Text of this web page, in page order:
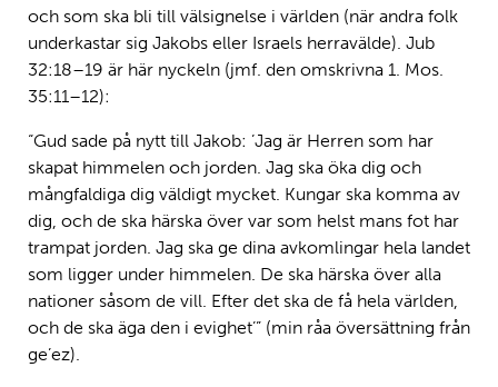
och som ska bli till välsignelse i världen (när andra folk
underkastar sig Jakobs eller Israels herravälde). Jub
32:18–19 är här nyckeln (jmf. den omskrivna 1. Mos.
35:11–12):
“Gud sade på nytt till Jakob: ’Jag är Herren som har
skapat himmelen och jorden. Jag ska öka dig och
mångfaldiga dig väldigt mycket. Kungar ska komma av
dig, och de ska härska över var som helst mans fot har
trampat jorden. Jag ska ge dina avkomlingar hela landet
som ligger under himmelen. De ska härska över alla
nationer såsom de vill. Efter det ska de få hela världen,
och de ska äga den i evighet’” (min råa översättning från
ge’ez).